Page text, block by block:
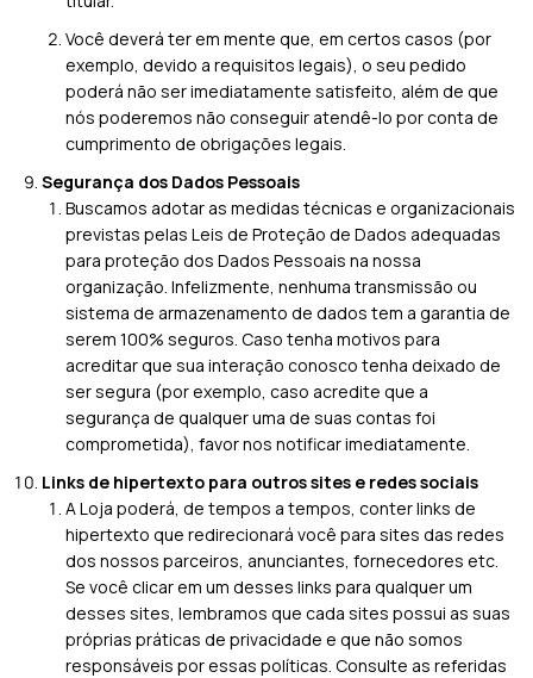
Você deverá ter em mente que, em certos casos (por
exemplo, devido a requisitos legais), o seu pedido
poderá não ser imediatamente satisfeito, além de que
nós poderemos não conseguir atendê-lo por conta de
cumprimento de obrigações legais.
Segurança dos Dados Pessoais
Buscamos adotar as medidas técnicas e organizacionais
previstas pelas Leis de Proteção de Dados adequadas
para proteção dos Dados Pessoais na nossa
organização. Infelizmente, nenhuma transmissão ou
sistema de armazenamento de dados tem a garantia de
serem 100% seguros. Caso tenha motivos para
acreditar que sua interação conosco tenha deixado de
ser segura (por exemplo, caso acredite que a
segurança de qualquer uma de suas contas foi
comprometida), favor nos notificar imediatamente.
Links de hipertexto para outros sites e redes sociais
A Loja poderá, de tempos a tempos, conter links de
hipertexto que redirecionará você para sites das redes
dos nossos parceiros, anunciantes, fornecedores etc.
Se você clicar em um desses links para qualquer um
desses sites, lembramos que cada sites possui as suas
próprias práticas de privacidade e que não somos
responsáveis por essas políticas. Consulte as referidas